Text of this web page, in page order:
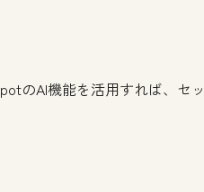
のAI機能を活用すれば、セッ